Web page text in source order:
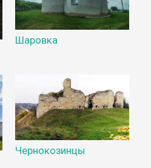
Шаровка
Чернокозинцы